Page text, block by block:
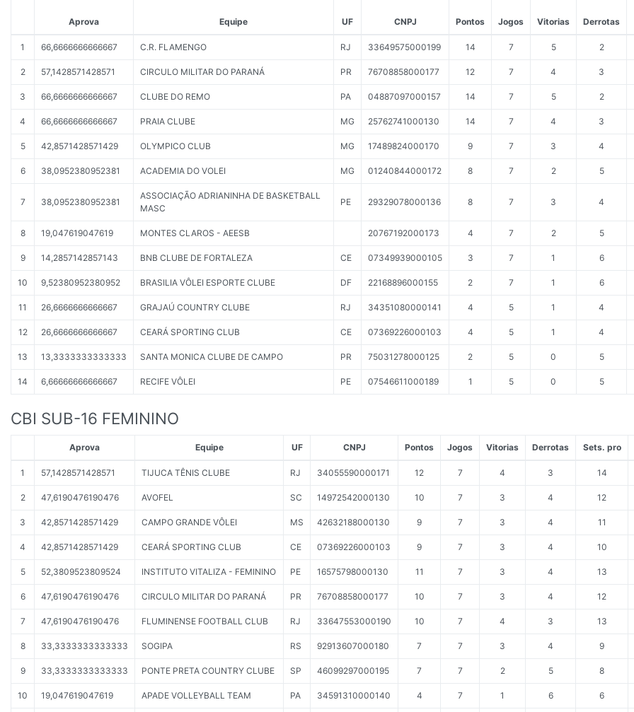
Aprova Equipe UF CNPJ Pontos Jogos Vitorias Derrotas
1 66,6666666666667 C.R. FLAMENGO RJ 33649575000199 14 7 5 2
2 57,1428571428571 CIRCULO MILITAR DO PARANÁ PR 76708858000177 12 7 4 3
3 66,6666666666667 CLUBE DO REMO PA 04887097000157 14 7 5 2
4 66,6666666666667 PRAIA CLUBE MG 25762741000130 14 7 4 3
5 42,8571428571429 OLYMPICO CLUB MG 17489824000170 9 7 3 4
6 38,0952380952381 ACADEMIA DO VOLEI MG 01240844000172 8 7 2 5
7 38,0952380952381
ASSOCIAÇÃO ADRIANINHA DE BASKETBALL
MASC
PE 29329078000136 8 7 3 4
8 19,047619047619 MONTES CLAROS - AEESB 20767192000173 4 7 2 5
9 14,2857142857143 BNB CLUBE DE FORTALEZA CE 07349939000105 3 7 1 6
10 9,52380952380952 BRASILIA VÔLEI ESPORTE CLUBE DF 22168896000155 2 7 1 6
11 26,6666666666667 GRAJAÚ COUNTRY CLUBE RJ 34351080000141 4 5 1 4
12 26,6666666666667 CEARÁ SPORTING CLUB CE 07369226000103 4 5 1 4
13 13,3333333333333 SANTA MONICA CLUBE DE CAMPO PR 75031278000125 2 5 0 5
14 6,66666666666667 RECIFE VÔLEI PE 07546611000189 1 5 0 5
CBI SUB-16 FEMININO
Aprova Equipe UF CNPJ Pontos Jogos Vitorias Derrotas Sets. pro
1 57,1428571428571 TIJUCA TÊNIS CLUBE RJ 34055590000171 12 7 4 3 14
2 47,6190476190476 AVOFEL SC 14972542000130 10 7 3 4 12
3 42,8571428571429 CAMPO GRANDE VÔLEI MS 42632188000130 9 7 3 4 11
4 42,8571428571429 CEARÁ SPORTING CLUB CE 07369226000103 9 7 3 4 10
5 52,3809523809524 INSTITUTO VITALIZA - FEMININO PE 16575798000130 11 7 3 4 13
6 47,6190476190476 CIRCULO MILITAR DO PARANÁ PR 76708858000177 10 7 3 4 12
7 47,6190476190476 FLUMINENSE FOOTBALL CLUB RJ 33647553000190 10 7 4 3 13
8 33,3333333333333 SOGIPA RS 92913607000180 7 7 3 4 9
9 33,3333333333333 PONTE PRETA COUNTRY CLUBE SP 46099297000195 7 7 2 5 8
10 19,047619047619 APADE VOLLEYBALL TEAM PA 34591310000140 4 7 1 6 6